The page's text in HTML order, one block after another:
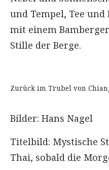
und Tempel, Tee
mit einem
Stille der Berge.
Zurück im Trubel von
Bilder: Hans Nagel
Titelbild: Mystische
Thai, sobald die